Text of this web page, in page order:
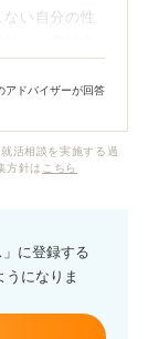
い自分の性
とって魅力
越えたのか
きでしょう
るための注
えてくださ
アドバイザーが回答
活相談を実施する過
方針は こちら
に登録する
うになりま